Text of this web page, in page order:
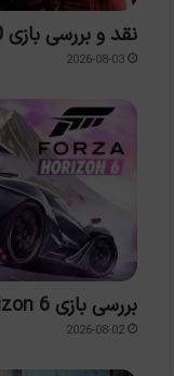
نقد و بررسی بازی Directive 8020
2026-08-03
بررسی بازی Forza Horizon 6
2026-08-02